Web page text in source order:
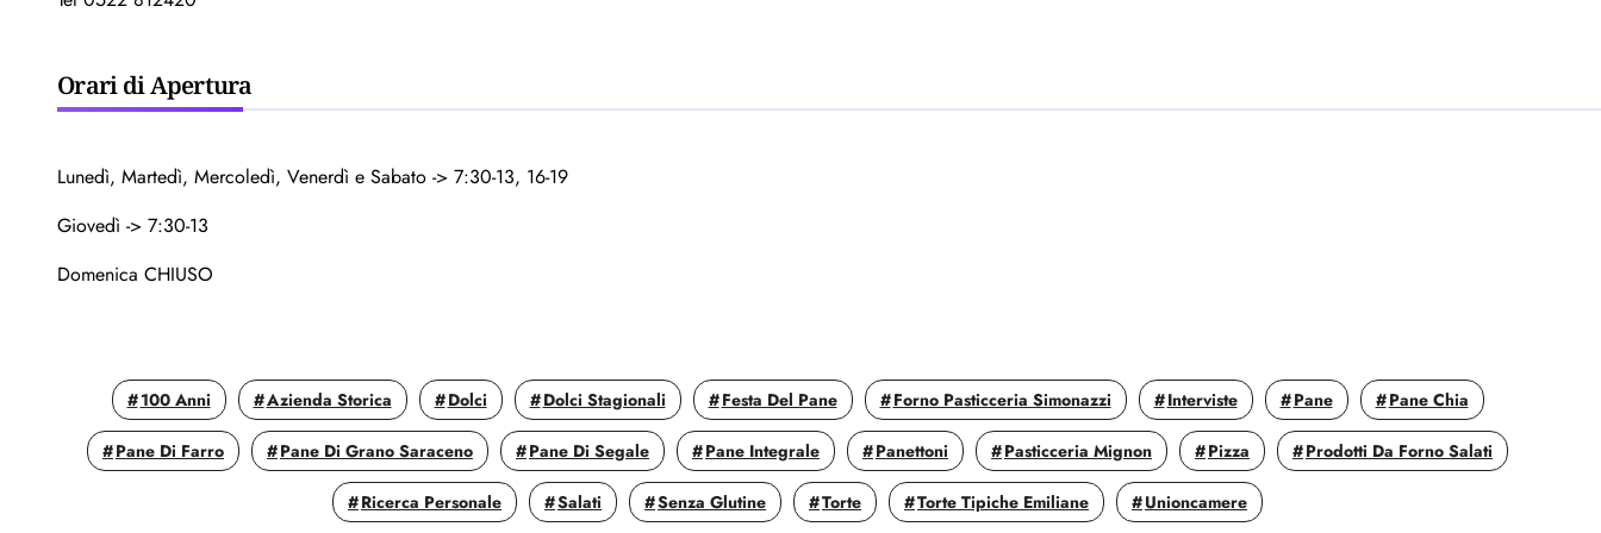
Orari di Apertura
Lunedì, Martedì, Mercoledì, Venerdì e Sabato -> 7:30-13, 16-19
Giovedì -> 7:30-13
Domenica CHIUSO
100 Anni Azienda Storica Dolci Dolci Stagionali Festa Del Pane Forno Pasticceria Simonazzi Interviste Pane Pane Chia
Pane Di Farro Pane Di Grano Saraceno Pane Di Segale Pane Integrale Panettoni Pasticceria Mignon Pizza Prodotti Da Forno Salati
Ricerca Personale Salati Senza Glutine Torte Torte Tipiche Emiliane Unioncamere